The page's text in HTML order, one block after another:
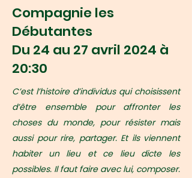
Compagnie les
Débutantes
Du 24 au 27 avril 2024 à
20:30
C’est l’histoire d’individus qui choisissent
d’être ensemble pour affronter les
choses du monde, pour résister mais
aussi pour rire, partager. Et ils viennent
habiter un lieu et ce lieu dicte les
possibles. Il faut faire avec lui, composer.